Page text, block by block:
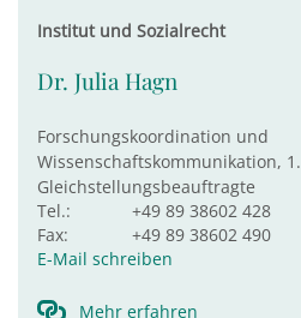
Institut und Sozialrecht
Dr. Julia Hagn
Forschungskoordination und
Wissenschaftskommunikation, 1.
Gleichstellungsbeauftragte
Tel.:
+49 89 38602 428
Fax:
+49 89 38602 490
E-Mail schreiben
Mehr erfahren